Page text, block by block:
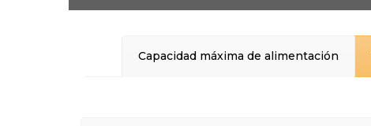
Capacidad máxima de alimentación